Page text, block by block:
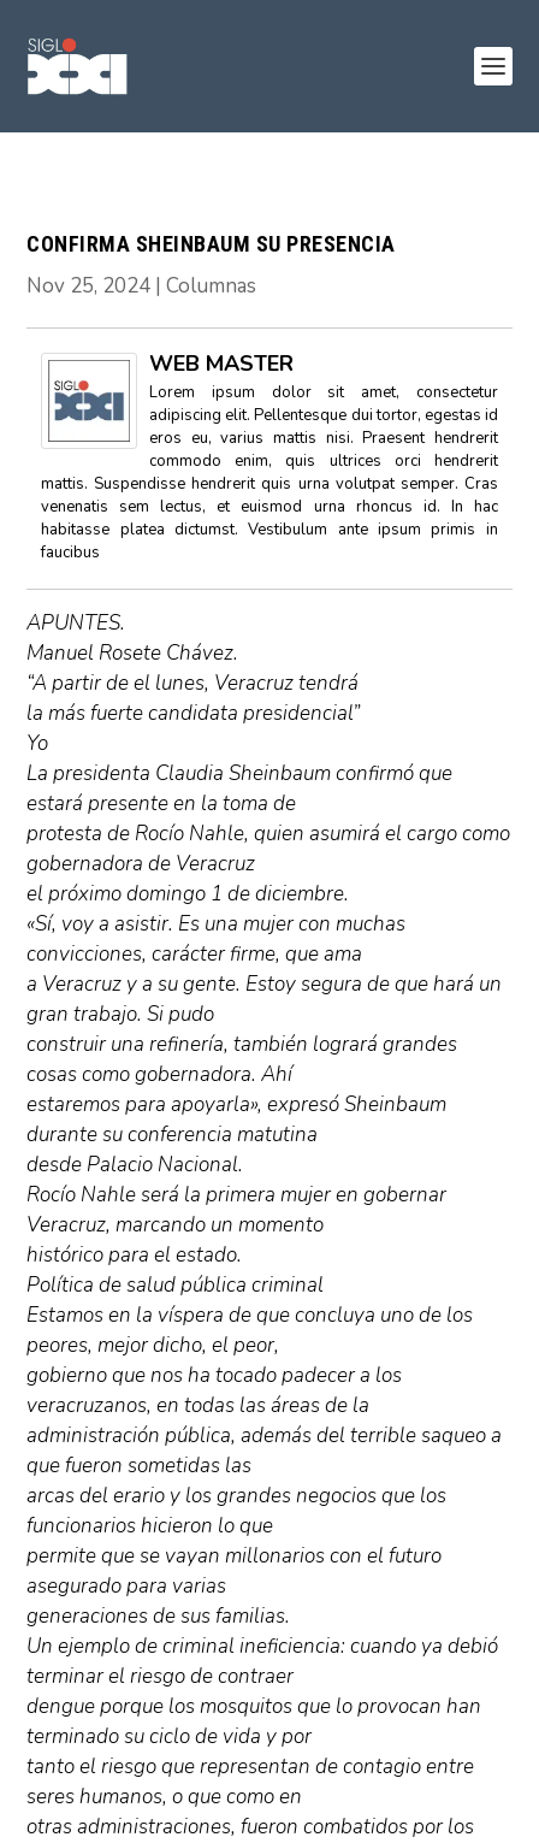
CONFIRMA SHEINBAUM SU PRESENCIA
Nov 25, 2024 |Columnas
WEB MASTER
Lorem ipsum dolor sit amet, consectetur
adipiscing elit. Pellentesque dui tortor, egestas id
eros eu, varius mattis nisi. Praesent hendrerit
commodo enim, quis ultrices orci hendrerit
mattis. Suspendisse hendrerit quis urna volutpat semper. Cras
venenatis sem lectus, et euismod urna rhoncus id. In hac
habitasse platea dictumst. Vestibulum ante ipsum primis in
faucibus
APUNTES.
Manuel Rosete Chávez.
“A partir de el lunes, Veracruz tendrá
la más fuerte candidata presidencial”
Yo
La presidenta Claudia Sheinbaum confirmó que
estará presente en la toma de
protesta de Rocío Nahle, quien asumirá el cargo como
gobernadora de Veracruz
el próximo domingo 1 de diciembre.
«Sí, voy a asistir. Es una mujer con muchas
convicciones, carácter firme, que ama
a Veracruz y a su gente. Estoy segura de que hará un
gran trabajo. Si pudo
construir una refinería, también logrará grandes
cosas como gobernadora. Ahí
estaremos para apoyarla», expresó Sheinbaum
durante su conferencia matutina
desde Palacio Nacional.
Rocío Nahle será la primera mujer en gobernar
Veracruz, marcando un momento
histórico para el estado.
Política de salud pública criminal
Estamos en la víspera de que concluya uno de los
peores, mejor dicho, el peor,
gobierno que nos ha tocado padecer a los
veracruzanos, en todas las áreas de la
administración pública, además del terrible saqueo a
que fueron sometidas las
arcas del erario y los grandes negocios que los
funcionarios hicieron lo que
permite que se vayan millonarios con el futuro
asegurado para varias
generaciones de sus familias.
Un ejemplo de criminal ineficiencia: cuando ya debió
terminar el riesgo de contraer
dengue porque los mosquitos que lo provocan han
terminado su ciclo de vida y por
tanto el riesgo que representan de contagio entre
seres humanos, o que como en
otras administraciones, fueron combatidos por los